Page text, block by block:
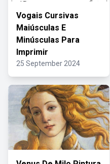
Vogais Cursivas
Maiúsculas E
Minúsculas Para
Imprimir
25 September 2024